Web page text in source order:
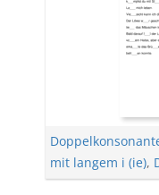
mit langem i (ie),